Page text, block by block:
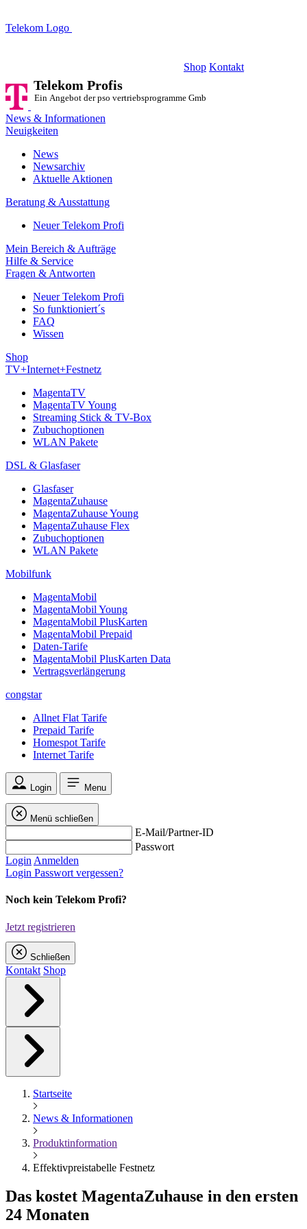
Telekom Logo
Shop Kontakt
Telekom Profis
Ein Angebot der pso vertriebsprogramme GmbH
News & Informationen
Neuigkeiten
News
Newsarchiv
Aktuelle Aktionen
Beratung & Ausstattung
Neuer Telekom Profi
Mein Bereich & Aufträge
Hilfe & Service
Fragen & Antworten
Neuer Telekom Profi
So funktioniert´s
FAQ
Wissen
Shop
TV+Internet+Festnetz
MagentaTV
MagentaTV Young
Streaming Stick & TV-Box
Zubuchoptionen
WLAN Pakete
DSL & Glasfaser
Glasfaser
MagentaZuhause
MagentaZuhause Young
MagentaZuhause Flex
Zubuchoptionen
WLAN Pakete
Mobilfunk
MagentaMobil
MagentaMobil Young
MagentaMobil PlusKarten
MagentaMobil Prepaid
Daten-Tarife
MagentaMobil PlusKarten Data
Vertragsverlängerung
congstar
Allnet Flat Tarife
Prepaid Tarife
Homespot Tarife
Internet Tarife
Login Menu
Menü schließen
E-Mail/Partner-ID
Passwort
Login Anmelden
Login Passwort vergessen?
Noch kein Telekom Profi?
Jetzt registrieren
Schließen
Kontakt Shop
Startseite
News & Informationen
Produktinformation
Effektivpreistabelle Festnetz
Das kostet MagentaZuhause in den ersten
24 Monaten